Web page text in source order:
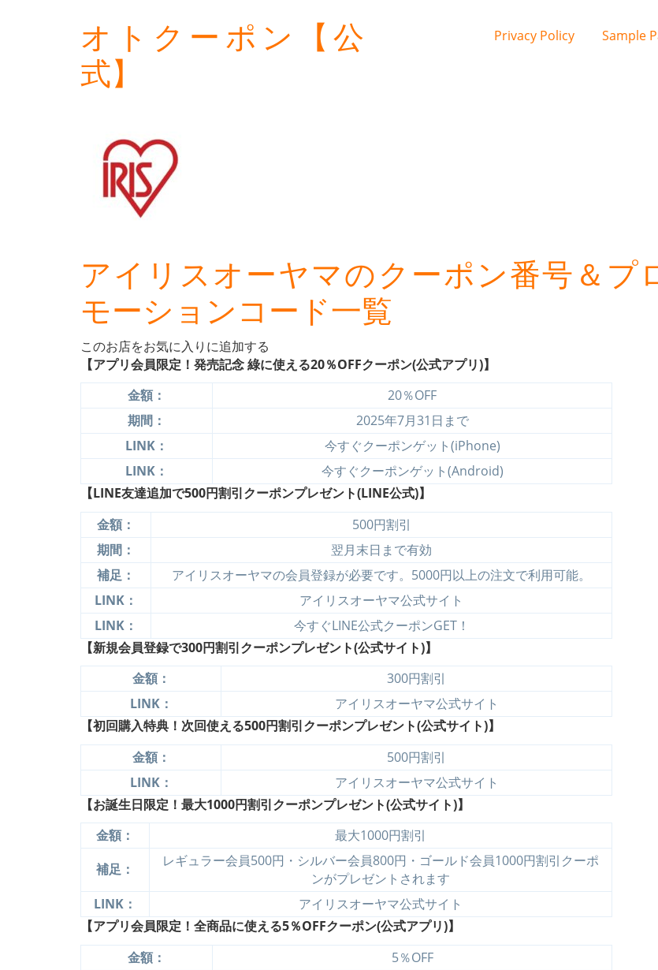
オトクーポン【公
式】
Privacy Policy Sample
アイリスオーヤマのクーポン番号＆プ
モーションコード一覧
このお店をお気に入りに追加する
【アプリ会員限定！発売記念 綠に使える20％OFFクーポン(公式アプリ)】
金額：
20％OFF
期間：
2025年7月31日まで
LINK：
今すぐクーポンゲット(iPhone)
LINK：
今すぐクーポンゲット(Android)
【LINE友達追加で500円割引クーポンプレゼント(LINE公式)】
金額：
500円割引
期間：
翌月末日まで有効
補足：
アイリスオーヤマの会員登録が必要です。5000円以上の注文で利用可能。
LINK：
アイリスオーヤマ公式サイト
LINK：
今すぐLINE公式クーポンGET！
【新規会員登録で300円割引クーポンプレゼント(公式サイト)】
金額：
300円割引
LINK：
アイリスオーヤマ公式サイト
【初回購入特典！次回使える500円割引クーポンプレゼント(公式サイト)】
金額：
500円割引
LINK：
アイリスオーヤマ公式サイト
【お誕生日限定！最大1000円割引クーポンプレゼント(公式サイト)】
金額：
最大1000円割引
補足：
レギュラー会員500円・シルバー会員800円・ゴールド会員1000円割引クーポ
ンがプレゼントされます
LINK：
アイリスオーヤマ公式サイト
【アプリ会員限定！全商品に使える5％OFFクーポン(公式アプリ)】
金額：
5％OFF